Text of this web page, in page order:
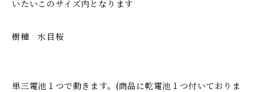
いたいこのサイズ内となります
樹種 水目桜
単三電池１つで動きます。(商品に乾電池１つ付いておりま